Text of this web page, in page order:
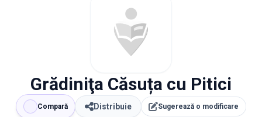
Grădiniţa Căsuța cu Pitici
Compară Distribuie Sugerează o modificare